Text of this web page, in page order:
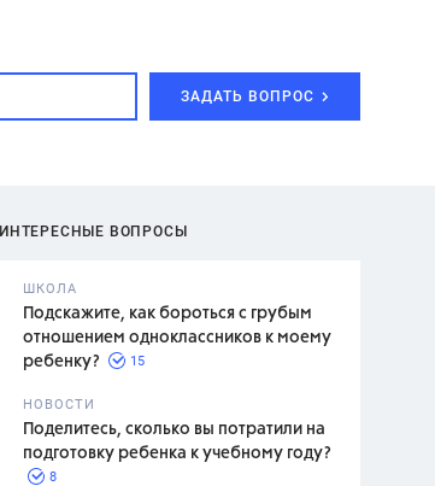
ЗАДАТЬ ВОПРОС
ИНТЕРЕСНЫЕ ВОПРОСЫ
ШКОЛА
Подскажите, как бороться с грубым
отношением одноклассников к моему
ребенку?
15
НОВОСТИ
Поделитесь, сколько вы потратили на
подготовку ребенка к учебному году?
8